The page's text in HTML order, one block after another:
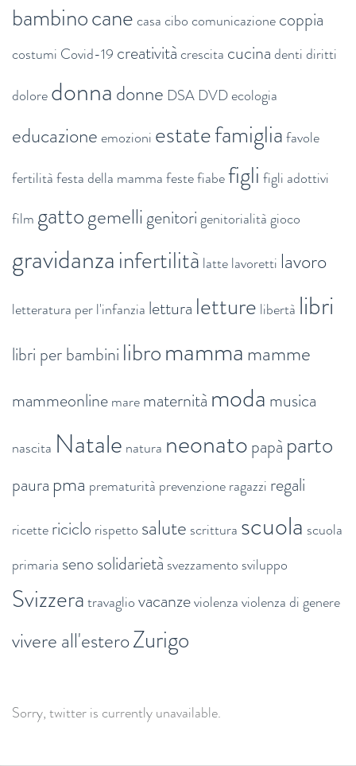
bambinocanecasacibocomunicazionecoppia
costumi Covid-19 creativitàcrescita cucinadentidiritti
doloredonnadonne DSA DVDecologia
educazioneemozioni estatefamigliafavole
fertilitàfesta della mammafestefiabefigli figli adottivi
film gattogemelligenitorigenitorialitàgioco
gravidanzainfertilità lattelavoretti lavoro
letteratura per l'infanzia lettura letture libertà libri
libri per bambini libromamma mamme
mammeonlinemarematernità moda musica
nascita Natale natura neonatopapà parto
paura pma prematurità prevenzioneragazzi regali
ricettericiclo rispetto salute scrittura scuola scuola
primaria senosolidarietà svezzamento sviluppo
Svizzeratravagliovacanzeviolenzaviolenza di genere
vivere all'esteroZurigo
Sorry, twitter is currently unavailable.